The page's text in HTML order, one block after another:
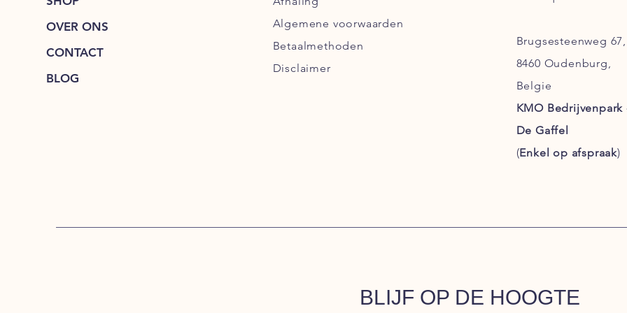
OVER ONS
CONTACT
BLOG
Algemene voorwaarden
Betaalmethoden
Disclaimer
Brugsesteenweg 67,
8460 Oudenburg,
Belgie
KMO Bedrijvenpark
De Gaffel
(Enkel op afspraak)
BLIJF OP DE HOOGTE